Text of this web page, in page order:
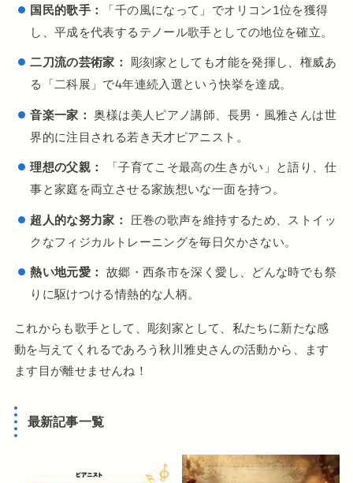
国民的歌手：
「千の風になって」でオリコン1位を獲得
し、平成を代表するテノール歌手としての地位を確立。
二刀流の芸術家： 彫刻家としても才能を発揮し、権威あ
る「二科展」で4年連続入選という快挙を達成。
音楽一家： 奥様は美人ピアノ講師、長男・風雅さんは世
界的に注目される若き天才ピアニスト。
理想の父親：
「子育てこそ最高の生きがい」と語り、仕
事と家庭を両立させる家族想いな一面を持つ。
超人的な努力家： 圧巻の歌声を維持するため、ストイッ
クなフィジカルトレーニングを毎日欠かさない。
熱い地元愛： 故郷・西条市を深く愛し、どんな時でも祭
りに駆けつける情熱的な人柄。
これからも歌手として、彫刻家として、私たちに新たな感
動を与えてくれるであろう秋川雅史さんの活動から、ます
ます目が離せませんね！
最新記事一覧